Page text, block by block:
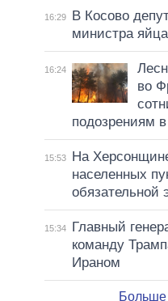
16:29
В Косово
министра
16:24
во
подозрениям
15:53
На
населенных
обязательной
15:34
Главный
команду
Ираном
Больше